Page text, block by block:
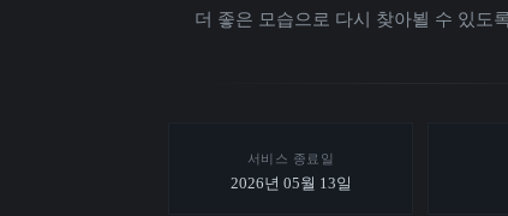
더 좋은 모습으로 다시 찾아뵐 수 있도
서비스 종료일
2026년 05월 13일